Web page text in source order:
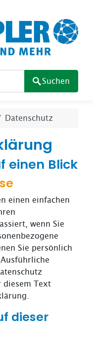
Suchen
Datenschutz
einen Blick
einen einfachen
wenn Sie
Sie persönlich
diesem Text
dieser